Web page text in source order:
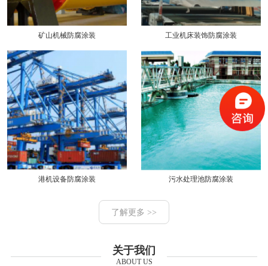
矿山机械防腐涂装 工业机床装饰防腐涂装
港机设备防腐涂装 污水处理池防腐涂装
了解更多 >>
关于我们
ABOUT US